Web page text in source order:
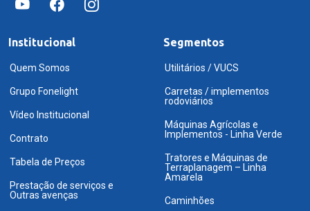
Institucional
Quem Somos
Grupo Fonelight
Vídeo Institucional
Contrato
Tabela de Preços
Prestação de serviços e
Outras avenças
Segmentos
Utilitários / VUCS
Carretas / implementos
rodoviários
Máquinas Agrícolas e
Implementos - Linha Verde
Tratores e Máquinas de
Terraplanagem – Linha
Amarela
Caminhões